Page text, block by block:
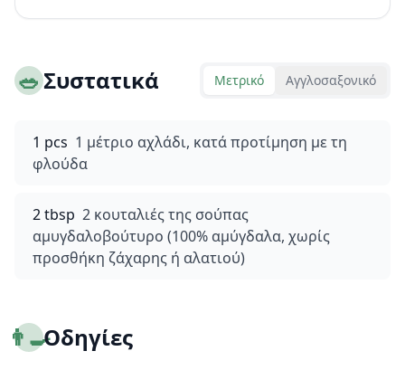
🥗Συστατικά Μετρικό Αγγλοσαξονικό
1 pcs 1 μέτριο αχλάδι, κατά προτίμηση με τη
φλούδα
2 tbsp 2 κουταλιές της σούπας
αμυγδαλοβούτυρο (100% αμύγδαλα, χωρίς
προσθήκη ζάχαρης ή αλατιού)
👨‍🍳Οδηγίες